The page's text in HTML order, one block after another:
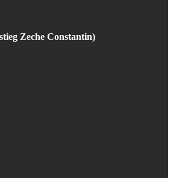
Zeche Constantin)